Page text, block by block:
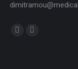
Find us on: